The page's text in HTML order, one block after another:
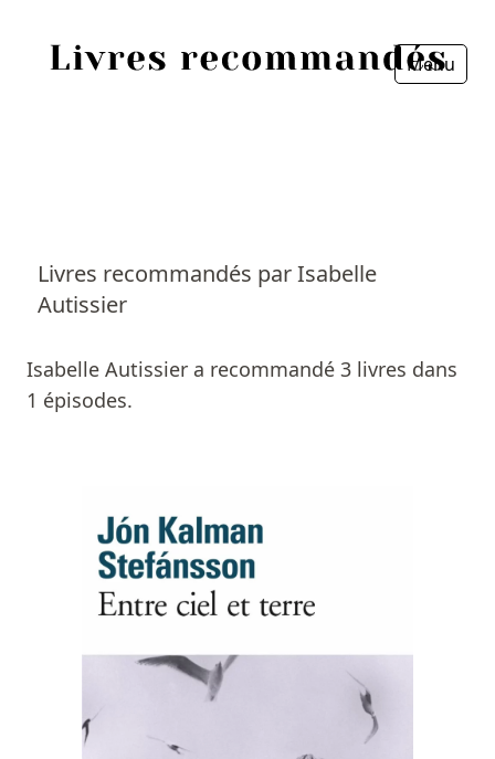
Menu
Livres recommandés par Isabelle
Autissier
Isabelle Autissier a recommandé 3 livres dans
1 épisodes.
Personnes
Livres
Fermer